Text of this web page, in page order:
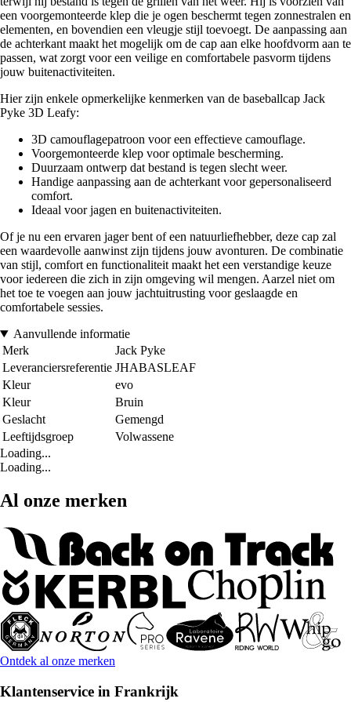
een voorgemonteerde klep die je ogen beschermt tegen zonnestralen en
elementen, en bovendien een vleugje stijl toevoegt. De aanpassing aan
de achterkant maakt het mogelijk om de cap aan elke hoofdvorm aan te
passen, wat zorgt voor een veilige en comfortabele pasvorm tijdens
jouw buitenactiviteiten.
Hier zijn enkele opmerkelijke kenmerken van de baseballcap Jack
Pyke 3D Leafy:
3D camouflagepatroon voor een effectieve camouflage.
Voorgemonteerde klep voor optimale bescherming.
Duurzaam ontwerp dat bestand is tegen slecht weer.
Handige aanpassing aan de achterkant voor gepersonaliseerd
comfort.
Ideaal voor jagen en buitenactiviteiten.
Of je nu een ervaren jager bent of een natuurliefhebber, deze cap zal
een waardevolle aanwinst zijn tijdens jouw avonturen. De combinatie
van stijl, comfort en functionaliteit maakt het een verstandige keuze
voor iedereen die zich in zijn omgeving wil mengen. Aarzel niet om
het toe te voegen aan jouw jachtuitrusting voor geslaagde en
comfortabele sessies.
Aanvullende informatie
Merk
Jack Pyke
Leveranciersreferentie JHABASLEAF
Kleur
evo
Kleur
Bruin
Geslacht
Gemengd
Leeftijdsgroep
Volwassene
Loading...
Loading...
Al onze merken
Ontdek al onze merken
Klantenservice in Frankrijk